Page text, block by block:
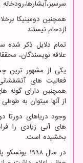
همچنین دومینیکا
ازدحام نیستند
تمام دلایل ذکر شده
علاقه نویسندگان،
یکی از مشهور ترین
فعالیت های
همچنین دارای گونه
از آنها میتوان به
وجود دریاهای دورتا
های آبی زیادی را
بخشیده است.
در سال